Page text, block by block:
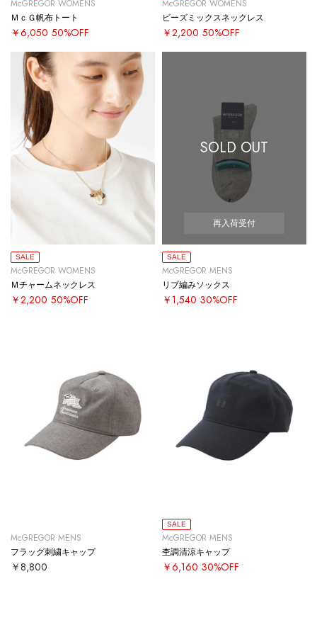
McGREGOR WOMENS
ＭｃＧ帆布トート
￥6,050 50%OFF
McGREGOR WOMENS
ビーズミックスネックレス
￥2,200 50%OFF
SALE
McGREGOR WOMENS
Ｍチャームネックレス
￥2,200 50%OFF
SOLD OUT
再入荷受付
SALE
McGREGOR MENS
リブ編みソックス
￥1,540 30%OFF
McGREGOR MENS
フラッグ刺繍キャップ
￥8,800
SALE
McGREGOR MENS
杢調清涼キャップ
￥6,160 30%OFF